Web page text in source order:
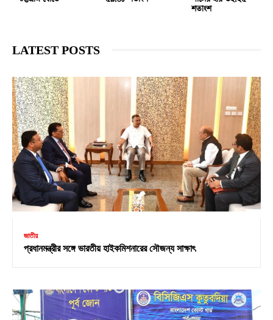
শতাংশ
LATEST POSTS
জাতীয়
প্রধানমন্ত্রীর সঙ্গে ভারতীয় হাইকমিশনারের সৌজন্য সাক্ষাৎ